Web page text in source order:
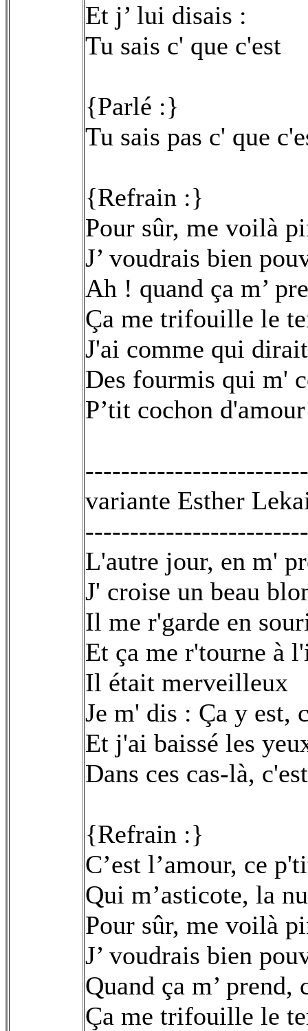
Et j’ lui disais :
Tu sais c' que c'est
{Parlé :}
Tu sais pas c' que
{Refrain :}
Pour sûr, me voilà
J’ voudrais bien
Ah ! quand ça m’
Ça me trifouille le
J'ai comme qui dirait
Des fourmis qui m'
P’tit cochon d'amour
variante Esther
L'autre jour, en m'
J' croise un beau
Il me r'garde en
Et ça me r'tourne à
Il était merveilleux
Je m' dis : Ça y est,
Et j'ai baissé les
Dans ces cas-là,
{Refrain :}
C’est l’amour, ce
Qui m’asticote, la
Pour sûr, me voilà
J’ voudrais bien
Quand ça m’ prend,
Ça me trifouille le